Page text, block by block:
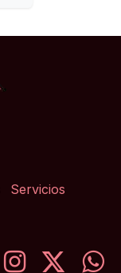
Servicios